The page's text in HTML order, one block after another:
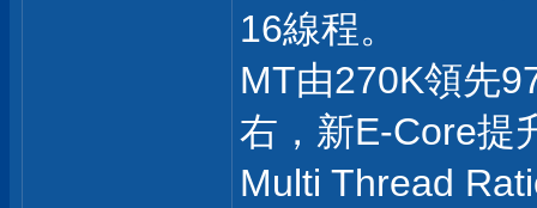
16線程。
MT由270K領先
右，新E-Core提
Multi Thread